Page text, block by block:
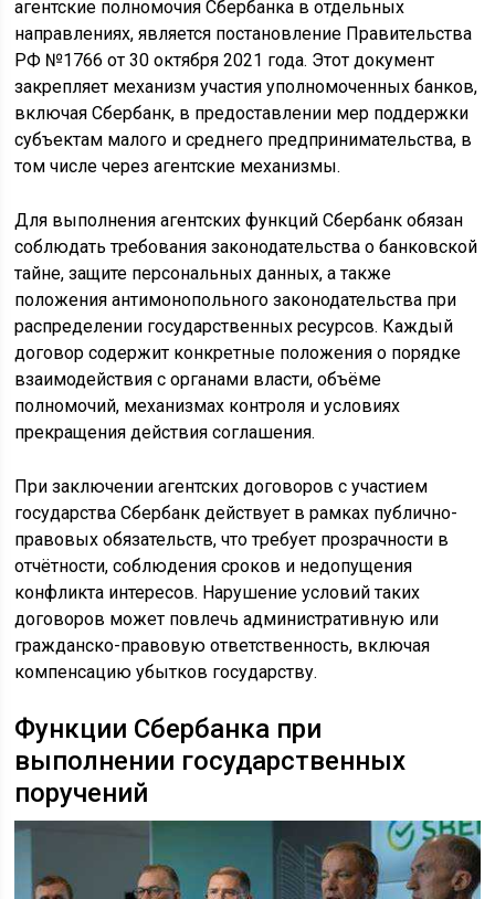
агентские полномочия Сбербанка в отдельных
направлениях, является постановление Правительства
РФ №1766 от 30 октября 2021 года. Этот документ
закрепляет механизм участия уполномоченных банков,
включая Сбербанк, в предоставлении мер поддержки
субъектам малого и среднего предпринимательства, в
том числе через агентские механизмы.
Для выполнения агентских функций Сбербанк обязан
соблюдать требования законодательства о банковской
тайне, защите персональных данных, а также
положения антимонопольного законодательства при
распределении государственных ресурсов. Каждый
договор содержит конкретные положения о порядке
взаимодействия с органами власти, объёме
полномочий, механизмах контроля и условиях
прекращения действия соглашения.
При заключении агентских договоров с участием
государства Сбербанк действует в рамках публично-
правовых обязательств, что требует прозрачности в
отчётности, соблюдения сроков и недопущения
конфликта интересов. Нарушение условий таких
договоров может повлечь административную или
гражданско-правовую ответственность, включая
компенсацию убытков государству.
Функции Сбербанка при
выполнении государственных
поручений